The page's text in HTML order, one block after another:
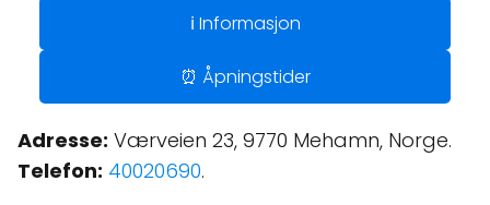
ℹ️ Informasjon
⏰ Åpningstider
Adresse: Værveien 23, 9770 Mehamn, Norge.
Telefon: 40020690.